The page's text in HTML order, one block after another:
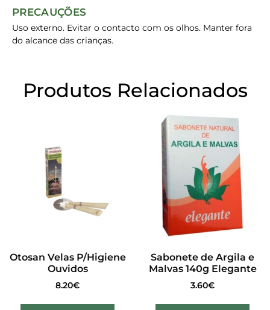
PRECAUÇÕES
Uso externo. Evitar o contacto com os olhos. Manter fora
do alcance das crianças.
Produtos Relacionados
Otosan Velas P/Higiene
Ouvidos
8.20€
Sabonete de Argila e
Malvas 140g Elegante
3.60€